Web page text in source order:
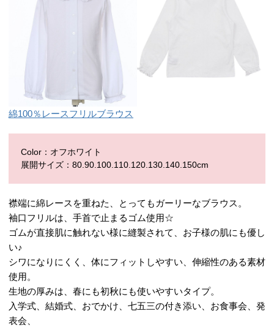
綿100％レースフリルブラウス
Color：オフホワイト
展開サイズ：80.90.100.110.120.130.140.150cm
襟端に綿レースを重ねた、とってもガーリーなブラウス。
袖口フリルは、手首で止まるゴム使用☆
ゴムが直接肌に触れない様に縫製されて、お子様の肌にも優し
い♪
シワになりにくく、体にフィットしやすい、伸縮性のある素材
使用。
生地の厚みは、春にも初秋にも使いやすいタイプ。
入学式、結婚式、おでかけ、七五三の付き添い、お食事会、発
表会、